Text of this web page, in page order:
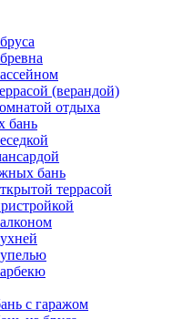
(верандой)
отдыха
бань
бань
террасой
с гаражом